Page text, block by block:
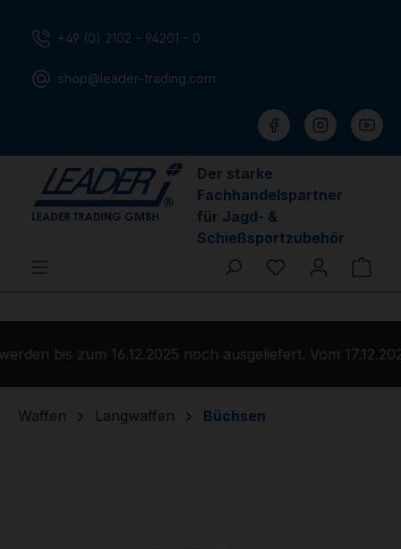
+49 (0) 2102 – 94201 – 0
shop@leader-trading.com
Der starke
Fachhandelspartner
für Jagd- &
Schießsportzubehör
Du hast 0
bis zum 16.12.2025 noch ausgeliefert. Vom
Waffen Langwaffen Büchsen